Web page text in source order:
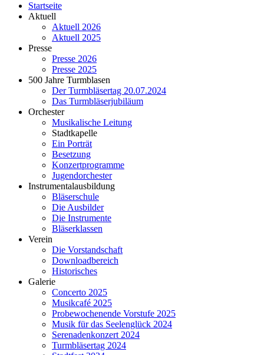
Startseite
Aktuell
Aktuell 2026
Aktuell 2025
Presse
Presse 2026
Presse 2025
500 Jahre Turmblasen
Der Turmbläsertag 20.07.2024
Das Turmbläserjubiläum
Orchester
Musikalische Leitung
Stadtkapelle
Ein Porträt
Besetzung
Konzertprogramme
Jugendorchester
Instrumentalausbildung
Bläserschule
Die Ausbilder
Die Instrumente
Bläserklassen
Verein
Die Vorstandschaft
Downloadbereich
Historisches
Galerie
Concerto 2025
Musikcafé 2025
Probewochenende Vorstufe 2025
Musik für das Seelenglück 2024
Serenadenkonzert 2024
Turmbläsertag 2024